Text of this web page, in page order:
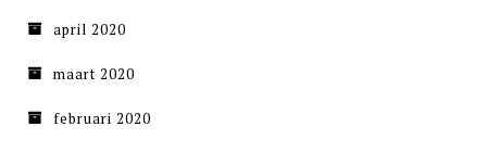
april 2020
maart 2020
februari 2020